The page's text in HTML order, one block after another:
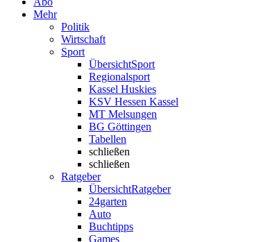
Mehr
Politik
Wirtschaft
Sport
ÜbersichtSport
Regionalsport
Kassel Huskies
KSV Hessen Kassel
MT Melsungen
BG Göttingen
Tabellen
schließen
schließen
Ratgeber
ÜbersichtRatgeber
24garten
Auto
Buchtipps
Games